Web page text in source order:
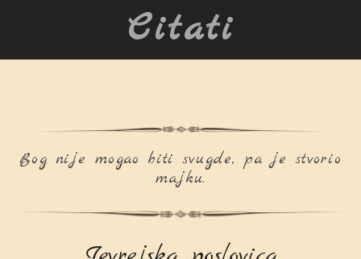
Citati
Bog nije mogao biti svugde, pa je stvorio
majku.